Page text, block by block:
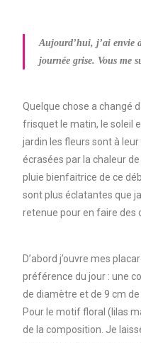
Aujourd’hui, j’ai envie
journée grise. Vous me
Quelque chose a changé
frisquet le matin, le soleil
jardin les fleurs sont à
écrasées par la chaleur
pluie bienfaitrice de ce
sont plus éclatantes que
retenue pour en faire des
D’abord j’ouvre mes
préférence du jour : une
de diamètre et de 9 cm
Pour le motif floral (lilas
de la composition. Je